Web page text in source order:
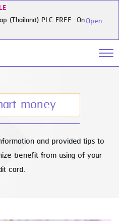
(Thailand) PLC FREE -OnOpen
money
and provided tips to
benefit from using of your
card.